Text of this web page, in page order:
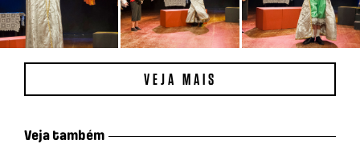
VEJA MAIS
Veja também